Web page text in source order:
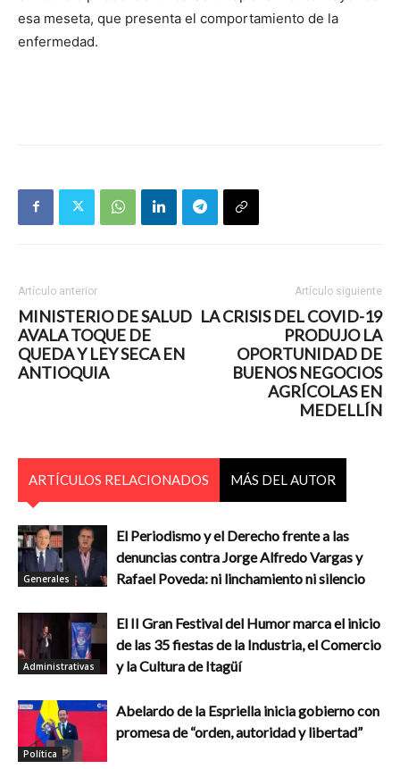
esa meseta, que presenta el comportamiento de la
enfermedad.
Artículo anterior
MINISTERIO DE SALUD
AVALA TOQUE DE
QUEDA Y LEY SECA EN
ANTIOQUIA
Artículo siguiente
LA CRISIS DEL COVID-19
PRODUJO LA
OPORTUNIDAD DE
BUENOS NEGOCIOS
AGRÍCOLAS EN
MEDELLÍN
ARTÍCULOS RELACIONADOS MÁS DEL AUTOR
Generales
El Periodismo y el Derecho frente a las
denuncias contra Jorge Alfredo Vargas y
Rafael Poveda: ni linchamiento ni silencio
Administrativas
El II Gran Festival del Humor marca el inicio
de las 35 fiestas de la Industria, el Comercio
y la Cultura de Itagüí
Política
Abelardo de la Espriella inicia gobierno con
promesa de “orden, autoridad y libertad”